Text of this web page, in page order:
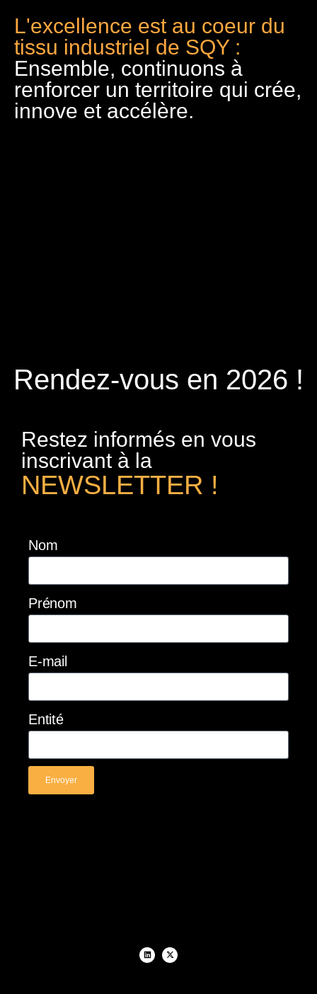
L'excellence est au coeur du
tissu industriel de SQY :
Ensemble, continuons à
renforcer un territoire qui crée,
innove et accélère.
Rendez-vous en 2026 !
Restez informés en vous
inscrivant à la
NEWSLETTER !
Nom
Prénom
E-mail
Entité
Envoyer